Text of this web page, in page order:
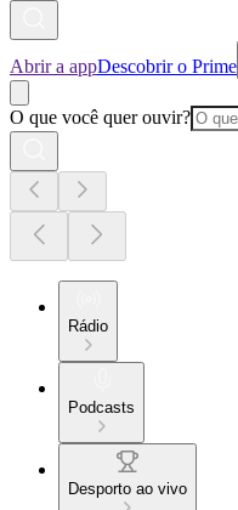
Abrir a appDescobrir o Prime
O que você quer ouvir?
Rádio
Podcasts
Desporto ao vivo